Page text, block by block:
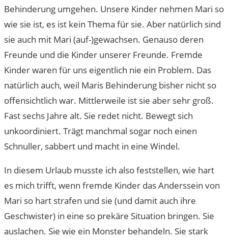
Behinderung umgehen. Unsere Kinder nehmen Mari so
wie sie ist, es ist kein Thema für sie. Aber natürlich sind
sie auch mit Mari (auf-)gewachsen. Genauso deren
Freunde und die Kinder unserer Freunde. Fremde
Kinder waren für uns eigentlich nie ein Problem. Das
natürlich auch, weil Maris Behinderung bisher nicht so
offensichtlich war. Mittlerweile ist sie aber sehr groß.
Fast sechs Jahre alt. Sie redet nicht. Bewegt sich
unkoordiniert. Trägt manchmal sogar noch einen
Schnuller, sabbert und macht in eine Windel.
In diesem Urlaub musste ich also feststellen, wie hart
es mich trifft, wenn fremde Kinder das Anderssein von
Mari so hart strafen und sie (und damit auch ihre
Geschwister) in eine so prekäre Situation bringen. Sie
auslachen. Sie wie ein Monster behandeln. Sie stark